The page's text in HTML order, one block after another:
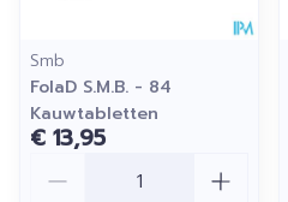
Smb
FolaD S.M.B. - 84
Kauwtabletten
€ 13,95